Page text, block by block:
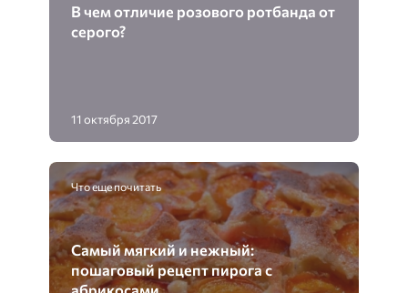
В чем отличие розового ротбанда от
серого?
11 октября 2017
Что еще почитать
Самый мягкий и нежный:
пошаговый рецепт пирога с